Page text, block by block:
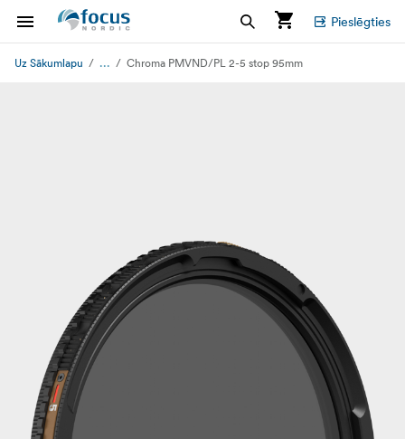
Pieslēgties
Uz Sākumlapu ... Chroma PMVND/PL 2-5 stop 95mm